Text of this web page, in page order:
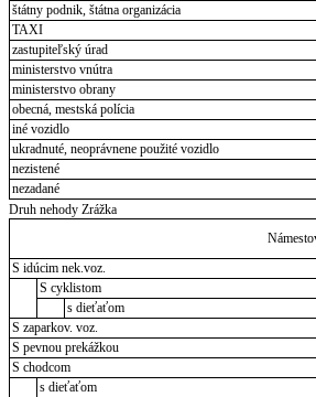
štátny podnik, štátna organizácia
TAXI
zastupiteľský úrad
ministerstvo vnútra
ministerstvo obrany
obecná, mestská polícia
iné vozidlo
ukradnuté, neoprávnene použité vozidlo
nezistené
nezadané
Druh nehody Zrážka
S idúcim nek.voz.
S cyklistom
s dieťaťom
S zaparkov. voz.
S pevnou prekážkou
S chodcom
s dieťaťom